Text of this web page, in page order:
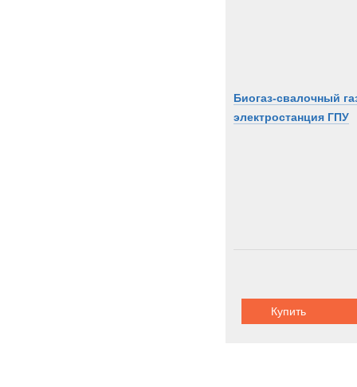
Биогаз-свалочный
электростанция ГПУ
Купить